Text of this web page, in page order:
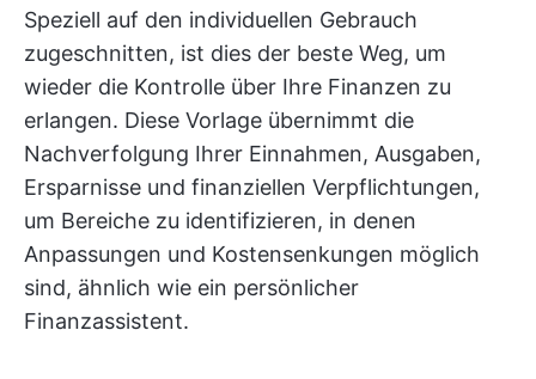
Speziell auf den individuellen Gebrauch
zugeschnitten, ist dies der beste Weg, um
wieder die Kontrolle über Ihre Finanzen zu
erlangen. Diese Vorlage übernimmt die
Nachverfolgung Ihrer Einnahmen, Ausgaben,
Ersparnisse und finanziellen Verpflichtungen,
um Bereiche zu identifizieren, in denen
Anpassungen und Kostensenkungen möglich
sind, ähnlich wie ein persönlicher
Finanzassistent.